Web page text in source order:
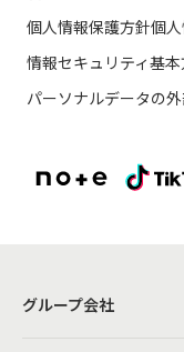
個人情報保護方針個
情報セキュリティ基
パーソナルデータの
グループ会社